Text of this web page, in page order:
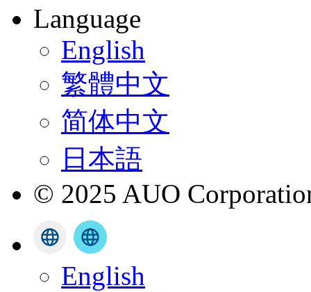
Language
English
繁體中文
简体中文
日本語
© 2025 AUO
English